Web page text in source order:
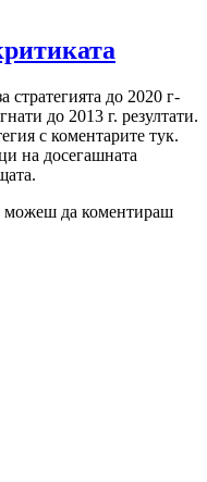
стратегията до 2020 г-
до 2013 г. резултати.
с коментарите тук.
на досегашната
можеш да коментираш